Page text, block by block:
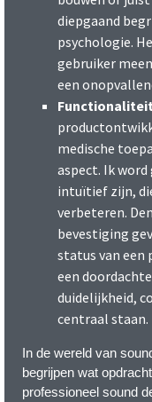
diepgaand
psychologie.
gebruiker
een
medische
aspect. Ik
intuïtief zijn,
verbeteren.
bevestiging
status van een
een
duidelijkheid,
centraal staan.
In de wereld van
begrijpen wat
professioneel sound